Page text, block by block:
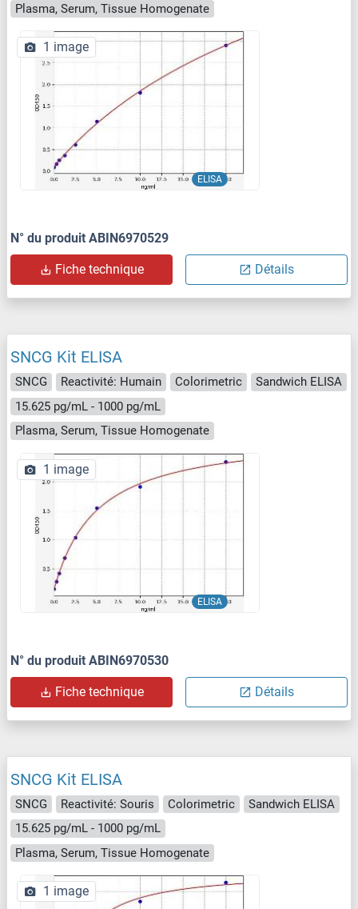
Plasma, Serum, Tissue Homogenate
ELISA
1 image
N° du produit ABIN6970529
Fiche technique Détails
SNCG Kit ELISA
SNCG Reactivité: Humain Colorimetric
Sandwich ELISA
15.625 pg/mL - 1000 pg/mL
Plasma, Serum, Tissue Homogenate
ELISA
1 image
N° du produit ABIN6970530
Fiche technique Détails
SNCG Kit ELISA
SNCG Reactivité: Souris Colorimetric
Sandwich ELISA
15.625 pg/mL - 1000 pg/mL
Plasma, Serum, Tissue Homogenate
1 image